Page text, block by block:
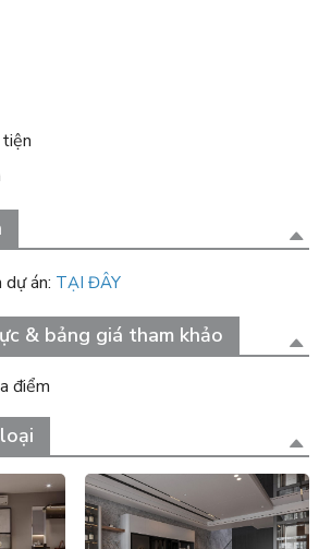
án: TẠI ĐÂY
& bảng giá tham khảo
điểm